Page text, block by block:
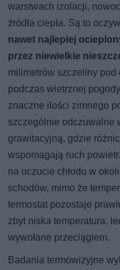
warstwach izolacji,
źródła ciepła. Są to
nawet najlepiej
przez niewielkie
milimetrów szczeliny
podczas wietrznej
znaczne ilości zimnego
szczególnie odczuwalne
grawitacyjną, gdzie
wspomagają ruch
na uczucie chłodu w
schodów, mimo że
termostat pozostaje
zbyt niska temperatura,
wywołane przeciągiem.
Badania termowizyjne